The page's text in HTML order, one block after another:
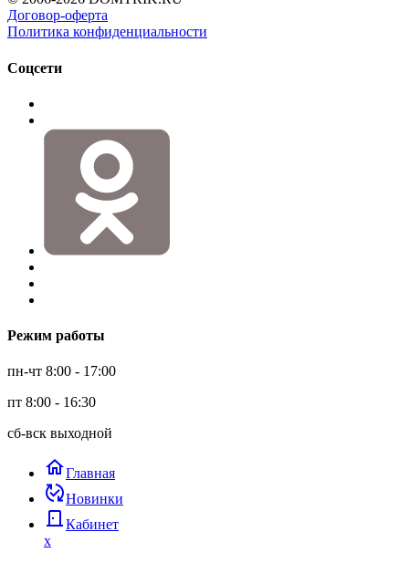
Договор-оферта
Политика конфиденциальности
Соцсети
Режим работы
пн-чт 8:00 - 17:00
пт 8:00 - 16:30
сб-вск выходной
homeГлавная
published_with_changesНовинки
door_back Кабинет
x